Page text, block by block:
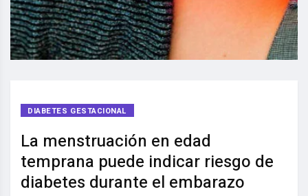
DIABETES GESTACIONAL
La menstruación en edad
temprana puede indicar riesgo de
diabetes durante el embarazo